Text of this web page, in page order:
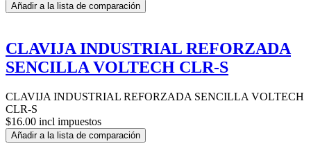
Añadir a la lista de comparación
CLAVIJA INDUSTRIAL REFORZADA
SENCILLA VOLTECH CLR-S
CLAVIJA INDUSTRIAL REFORZADA SENCILLA VOLTECH
CLR-S
$16.00 incl impuestos
Añadir a la lista de comparación